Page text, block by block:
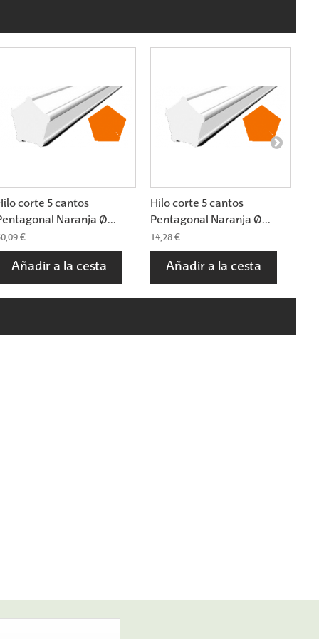
corte 5 cantos
Naranja Ø...
€
Añadir a la cesta
Hilo corte 5 cantos
Pentagonal Naranja Ø...
14,28 €
Añadir a la cesta